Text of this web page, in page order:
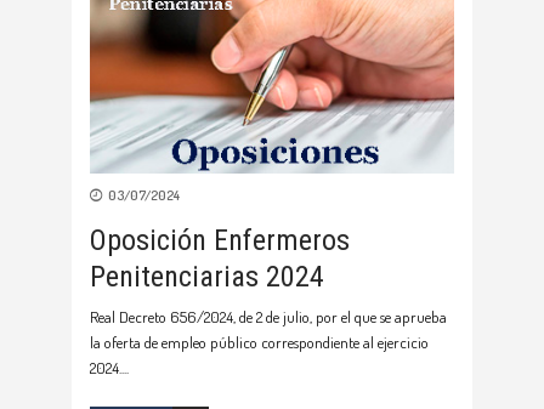
03/07/2024
Oposición Enfermeros
Penitenciarias 2024
Real Decreto 656/2024, de 2 de julio, por el que se aprueba
la oferta de empleo público correspondiente al ejercicio
2024.